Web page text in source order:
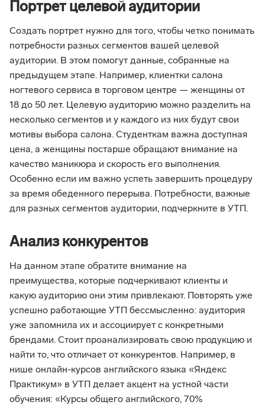
Портрет целевой аудитории
Создать портрет нужно для того, чтобы четко понимать
потребности разных сегментов вашей целевой
аудитории. В этом помогут данные, собранные на
предыдущем этапе. Например, клиентки салона
ногтевого сервиса в торговом центре — женщины от
18 до 50 лет. Целевую аудиторию можно разделить на
несколько сегментов и у каждого из них будут свои
мотивы выбора салона. Студенткам важна доступная
цена, а женщины постарше обращают внимание на
качество маникюра и скорость его выполнения.
Особенно если им важно успеть завершить процедуру
за время обеденного перерыва. Потребности, важные
для разных сегментов аудитории, подчеркните в УТП.
Анализ конкурентов
На данном этапе обратите внимание на
преимущества, которые подчеркивают клиенты и
какую аудиторию они этим привлекают. Повторять уже
успешно работающие УТП бессмысленно: аудитория
уже запомнила их и ассоциирует с конкретными
брендами. Стоит проанализировать свою продукцию и
найти то, что отличает от конкурентов. Например, в
нише онлайн-курсов английского языка «Яндекс
Практикум» в УТП делает акцент на устной части
обучения: «Курсы общего английского, 70%